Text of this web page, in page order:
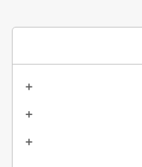
add
add
add